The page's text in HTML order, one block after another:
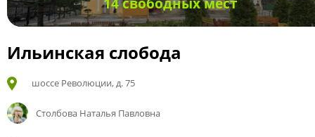
Ильинская слобода
шоссе Революции, д. 75
Столбова Наталья Павловна